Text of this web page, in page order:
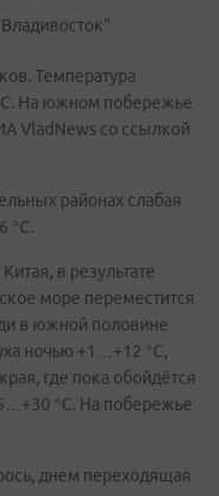
Температура
На южном побережье
VladNews со ссылкой
районах слабая
°C.
в результате
море переместится
в южной половине
ночью +1…+12 °C,
где пока обойдётся
°C. На побережье
днем переходящая